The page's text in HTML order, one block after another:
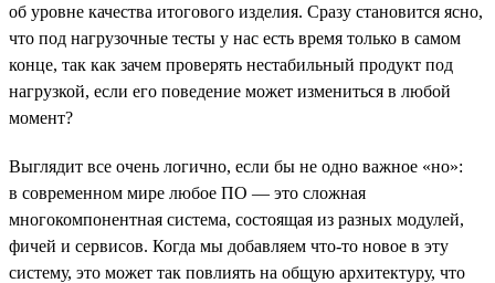
об уровне качества итогового изделия. Сразу становится ясно,
что под нагрузочные тесты у нас есть время только в самом
конце, так как зачем проверять нестабильный продукт под
нагрузкой, если его поведение может измениться в любой
момент?
Выглядит все очень логично, если бы не одно важное «но»:
в современном мире любое ПО — это сложная
многокомпонентная система, состоящая из разных модулей,
фичей и сервисов. Когда мы добавляем что-то новое в эту
систему, это может так повлиять на общую архитектуру, что